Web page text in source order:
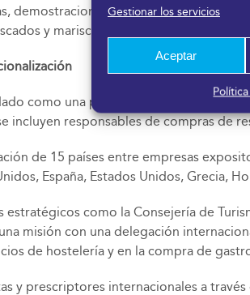
Gestionar los servicios
Aceptar
demostraciones y clases magistrales
y mariscos, quesos, panadería,
como una plataforma de negocio
incluyen responsables de compras de
de 15 países entre empresas
España, Estados Unidos, Grecia,
estratégicos como la Consejería de
misión con una delegación
de hostelería y en la compra de
y prescriptores internacionales a